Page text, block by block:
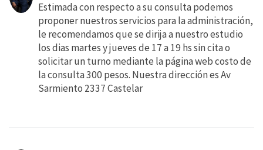
Estimada con respecto a su consulta podemos
proponer nuestros servicios para la administración,
le recomendamos que se dirija a nuestro estudio
los dias martes y jueves de 17 a 19 hs sin cita o
solicitar un turno mediante la página web costo de
la consulta 300 pesos. Nuestra dirección es Av
Sarmiento 2337 Castelar